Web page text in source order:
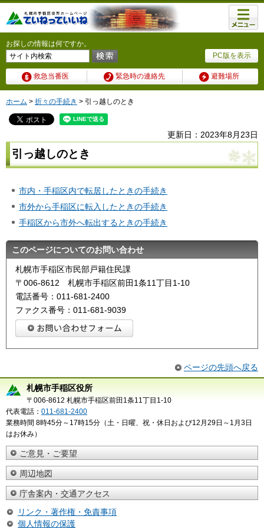
PC版を表示
お探しの情報は何ですか。
救急当番医 緊急時の連絡先 避難場所
メニュ
ー
ホーム > 折々の手続き > 引っ越しのとき
更新日：2023年8月23日
引っ越しのとき
市内・手稲区内で転居したときの手続き
市外から手稲区に転入したときの手続き
手稲区から市外へ転出するときの手続き
このページについてのお問い合わせ
札幌市手稲区市民部戸籍住民課
〒006-8612 札幌市手稲区前田1条11丁目1-10
電話番号：011-681-2400
ファクス番号：011-681-9039
ページの先頭へ戻る
札幌市手稲区役所
〒006-8612 札幌市手稲区前田1条11丁目1-10
代表電話： 011-681-2400
業務時間 8時45分～17時15分（土・日曜、祝・休日および12月29日～1月3日
はお休み）
ご意見・ご要望
周辺地図
庁舎案内・交通アクセス
リンク・著作権・免責事項
個人情報の保護